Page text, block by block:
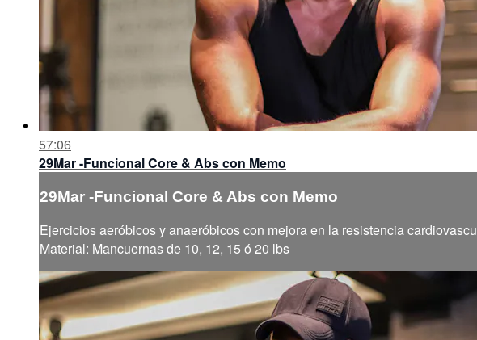
57:06
29Mar -Funcional Core & Abs con Memo
29Mar -Funcional Core & Abs con Memo
Ejercicios aeróbicos y anaeróbicos con mejora en la resistencia
Material: Mancuernas de 10, 12, 15 ó 20 lbs